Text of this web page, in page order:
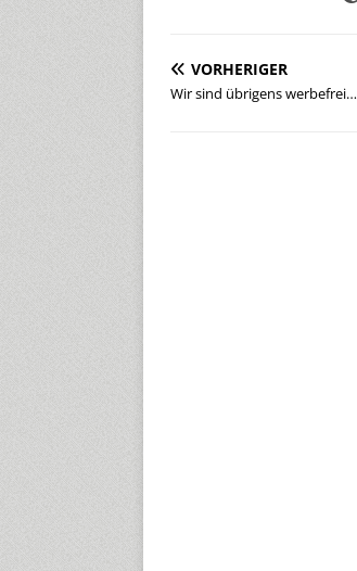
VORHERIGER
Wir sind übrigens werbefrei…